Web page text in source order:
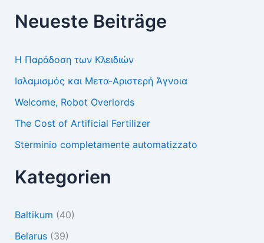
Neueste Beiträge
Η Παράδοση των Κλειδιών
Ισλαμισμός και Μετα-Αριστερή Άγνοια
Welcome, Robot Overlords
The Cost of Artificial Fertilizer
Sterminio completamente automatizzato
Kategorien
Baltikum (40)
Belarus(39)